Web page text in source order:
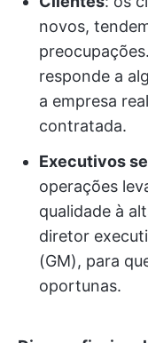
novos,
responde a
a empresa
contratada.
Executivos
operações
qualidade à
diretor
(GM), para
oportunas.